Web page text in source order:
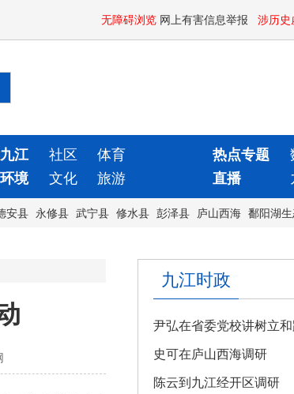
无障碍浏览 网上有害信息举报 涉历史
江 社区 体育 热点专题
境 文化 旅游 直播
安县 永修县 武宁县 修水县 彭泽县 庐山西海 鄱阳湖
九江时政
尹弘在省委党校讲树立
教育专题党课
史可在庐山西海调研
陈云到九江经开区调研